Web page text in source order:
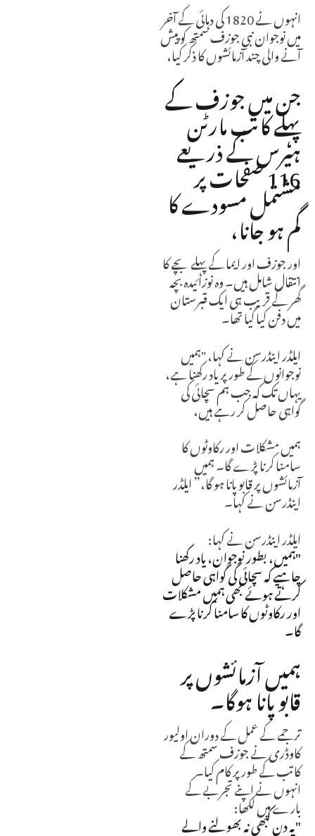
انہوں نے 1820 کی دہائی کے آخر
میں نوجوان نبی جوزف سمتھ کو پیش
آنے والی چند آزمائشوں کا ذکر کیا،
جن میں جوزف کے
پہلے کاتب مارٹن
ہیرس کے ذریعے
116 صفحات پر
مشتمل مسودے کا
گم ہو جانا،
اور جوزف اور ایما کے پہلے بچے کا
انتقال شامل ہیں۔ وہ نوزائیدہ بچہ
گھر کے قریب ہی ایک قبرستان
میں دفن کیا گیا تھا۔
ایلڈر اینڈرسن نے کہا، "ہمیں
نوجوانوں کے طور پر یاد رکھنا ہے،
یہاں تک کہ جب ہم سچائی کی
گواہی حاصل کر رہے ہیں،
ہمیں مشکلات اور رکاوٹوں کا
سامنا کرنا پڑے گا۔ ہمیں
آزمائشوں پر قابو پانا ہو گا،” ایلڈر
اینڈرسن نے کہا۔
ایلڈر اینڈرسن نے کہا:
"ہمیں، بطور نوجوان، یاد رکھنا
چاہیے کہ سچائی کی گواہی حاصل
کرتے ہوئے بھی ہمیں مشکلات
اور رکاوٹوں کا سامنا کرنا پڑے
گا۔
ہمیں آزمائشوں پر
قابو پانا ہوگا۔
ترجمے کے عمل کے دوران اولیور
کاوڈری نے جوزف سمتھ کے
کاتب کے طور پر کام کیا۔
انہوں نے اپنے تجربے کے
بارے میں لکھا:
"یہ دن کبھی نہ بھولنے والے